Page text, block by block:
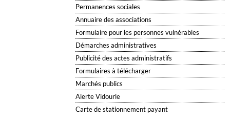
Permanences sociales
Annuaire des associations
Formulaire pour les personnes vulnérables
Démarches administratives
Publicité des actes administratifs
Formulaires à télécharger
Marchés publics
Alerte Vidourle
Carte de stationnement payant